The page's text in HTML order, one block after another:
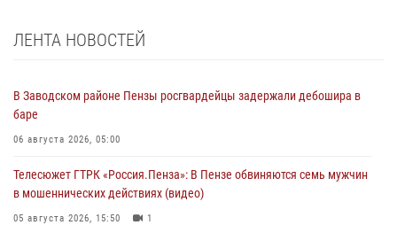
ЛЕНТА НОВОСТЕЙ
В Заводском районе Пензы росгвардейцы задержали дебошира в
баре
06 августа 2026, 05:00
Телесюжет ГТРК «Россия.Пенза»: В Пензе обвиняются семь мужчин
в мошеннических действиях (видео)
05 августа 2026, 15:50 1